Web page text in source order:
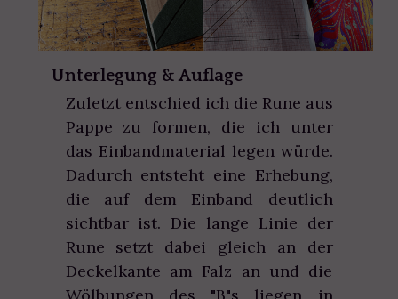
Unterlegung & Auflage
Zuletzt entschied ich die Rune aus
Pappe zu formen, die ich unter
das Einbandmaterial legen würde.
Dadurch entsteht eine Erhebung,
die auf dem Einband deutlich
sichtbar ist. Die lange Linie der
Rune setzt dabei gleich an der
Deckelkante am Falz an und die